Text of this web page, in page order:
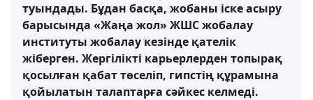
туындады. Бұдан басқа, жобаны іске асыру
барысында «Жаңа жол» ЖШС жобалау
институты жобалау кезінде қателік
жіберген. Жергілікті карьерлерден топырақ
қосылған қабат төселіп, гипстің құрамына
қойылатын талаптарға сәйкес келмеді.